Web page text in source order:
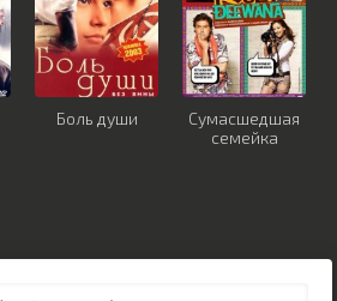
Боль души
Сумасшедшая
семейка